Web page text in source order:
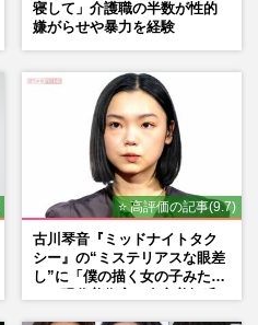
寝して」介護職の半数が性的
嫌がらせや暴力を経験
⭐ 高評価の記事(9.7)
古川琴音『ミッドナイトタク
シー』の“ミステリアスな眼差
し”に「僕の描く女の子みた